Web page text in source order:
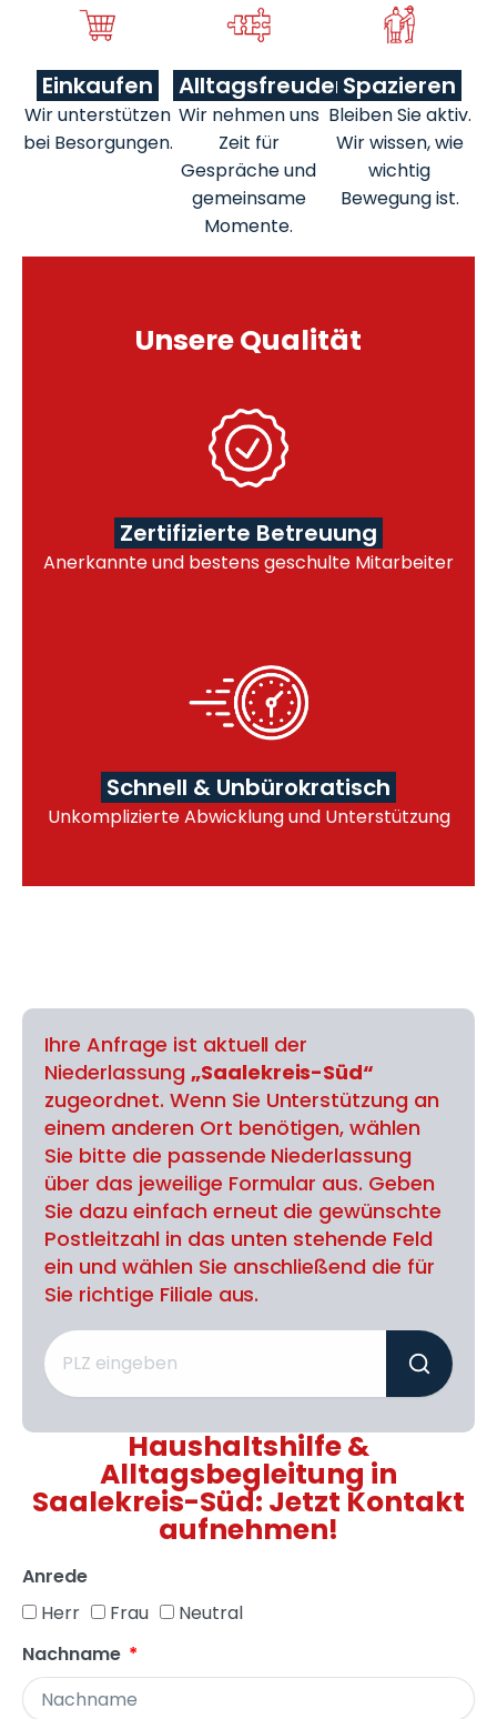
Einkaufen
Wir unterstützen
bei Besorgungen.
Alltagsfreuden
Wir nehmen uns
Zeit für
Gespräche und
gemeinsame
Momente.
Spazieren
Bleiben Sie aktiv.
Wir wissen, wie
wichtig
Bewegung ist.
Unsere Qualität
Zertifizierte Betreuung
Anerkannte und bestens geschulte Mitarbeiter
Schnell & Unbürokratisch
Unkomplizierte Abwicklung und Unterstützung
Ihre Anfrage ist aktuell der
Niederlassung „Saalekreis-Süd“
zugeordnet. Wenn Sie Unterstützung an
einem anderen Ort benötigen, wählen
Sie bitte die passende Niederlassung
über das jeweilige Formular aus. Geben
Sie dazu einfach erneut die gewünschte
Postleitzahl in das unten stehende Feld
ein und wählen Sie anschließend die für
Sie richtige Filiale aus.
Haushaltshilfe &
Alltagsbegleitung in
Saalekreis-Süd: Jetzt Kontakt
aufnehmen!
Anrede
Herr
Frau
Neutral
Nachname